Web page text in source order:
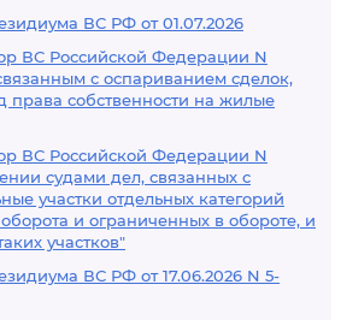
ВС РФ от 01.07.2026
ВС Российской Федерации N
с оспариванием сделок,
права собственности на жилые
ВС Российской Федерации N
судами дел, связанных с
участки отдельных категорий
и ограниченных в обороте, и
участков"
ВС РФ от 17.06.2026 N 5-